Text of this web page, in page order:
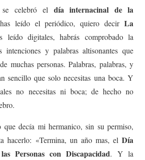
celebró el día internacinal de la
leído el periódico, quiero decir La
digitales, habrás comprobado la
intenciones y palabras altisonantes que
muchas personas. Palabras, palabras, y
sencillo que solo necesitas una boca. Y
no necesitas ni boca; de hecho no
decía mi hermanico, sin su permiso,
hacerlo: «Termina, un año mas, el Día
Personas con Discapacidad. Y la